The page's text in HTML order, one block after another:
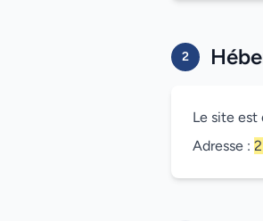
2
Le site est
Adresse :